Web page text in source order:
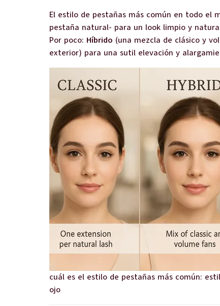
El estilo de pestañas más común en todo el
pestaña natural- para un look limpio y
Por poco: Híbrido (una mezcla de clásico y
exterior) para una sutil elevación y
cuál es el estilo de pestañas más común:
ojo